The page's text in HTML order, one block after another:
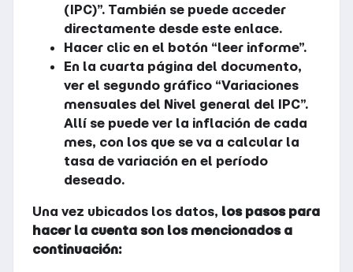
(IPC)”. También se puede acceder
directamente desde este enlace.
Hacer clic en el botón “leer informe”.
En la cuarta página del documento,
ver el segundo gráfico “Variaciones
mensuales del Nivel general del IPC”.
Allí se puede ver la inflación de cada
mes, con los que se va a calcular la
tasa de variación en el período
deseado.
Una vez ubicados los datos, los pasos para
hacer la cuenta son los mencionados a
continuación: